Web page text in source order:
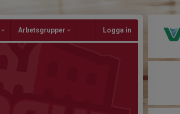
Arbetsgrupper Logga in